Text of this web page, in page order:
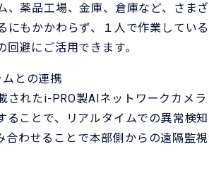
、薬品工場、金庫、倉庫など、さま
にもかかわらず、１人で作業してい
避にご活用できます。
との連携
されたi-PRO製AIネットワークカメ
ることで、リアルタイムでの異常検
わせることで本部側からの遠隔監